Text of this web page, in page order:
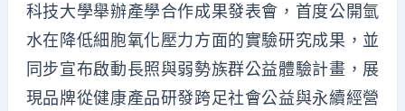
科技大學舉辦產學合作成果發表會，首度公開氫
水在降低細胞氧化壓力方面的實驗研究成果，並
同步宣布啟動長照與弱勢族群公益體驗計畫，展
現品牌從健康產品研發跨足社會公益與永續經營